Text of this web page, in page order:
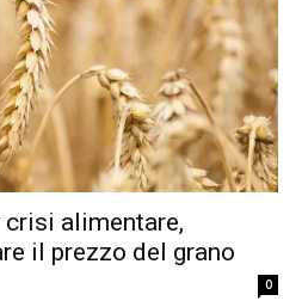
crisi alimentare,
il prezzo del grano
0